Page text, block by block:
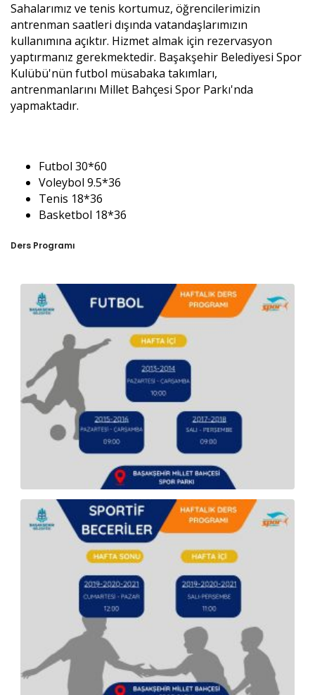
Sahalarımız ve tenis kortumuz, öğrencilerimizin
antrenman saatleri dışında vatandaşlarımızın
kullanımına açıktır. Hizmet almak için rezervasyon
yaptırmanız gerekmektedir. Başakşehir Belediyesi Spor
Kulübü'nün futbol müsabaka takımları,
antrenmanlarını Millet Bahçesi Spor Parkı'nda
yapmaktadır.
Futbol 30*60
Voleybol 9.5*36
Tenis 18*36
Basketbol 18*36
Ders Programı